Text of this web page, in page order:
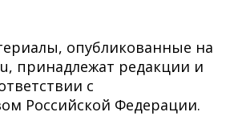
опубликованные на
принадлежат редакции и
с
Российской Федерации.